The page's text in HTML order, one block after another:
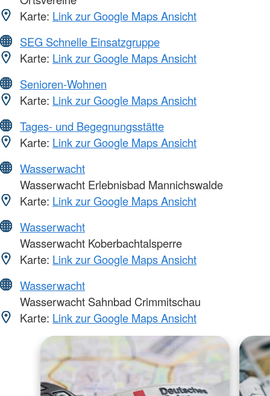
Karte: Link zur Google Maps Ansicht
SEG Schnelle Einsatzgruppe
Karte: Link zur Google Maps Ansicht
Senioren-Wohnen
Karte: Link zur Google Maps Ansicht
Tages- und Begegnungsstätte
Karte: Link zur Google Maps Ansicht
Wasserwacht
Wasserwacht Erlebnisbad Mannichswalde
Karte: Link zur Google Maps Ansicht
Wasserwacht
Wasserwacht Koberbachtalsperre
Karte: Link zur Google Maps Ansicht
Wasserwacht
Wasserwacht Sahnbad Crimmitschau
Karte: Link zur Google Maps Ansicht